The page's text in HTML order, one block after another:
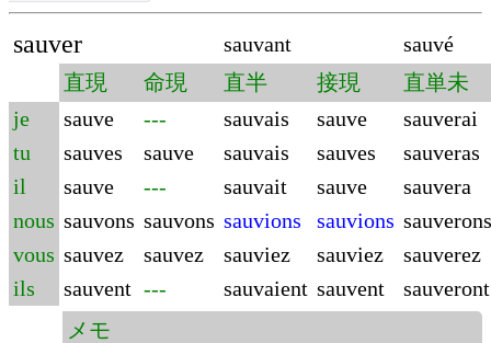
sauver sauvant
sauvé
直現
命現 直半 接現
直単未
je
sauve --- sauvais sauve
sauverai
tu
sauves sauve sauvais sauves
sauveras
il
sauve --- sauvait sauve
sauvera
nous sauvons sauvons sauvions sauvions sauverons
vous sauvez sauvez sauviez sauviez
sauverez
ils
sauvent --- sauvaient sauvent
sauveront
メモ